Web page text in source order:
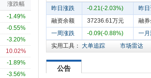
涨跌幅
-1.49%
-0.55%
-3.20%
10.02%
-1.89%
-3.56%
昨日涨跌 -0.21(-2.03%)
昨
融资余额
37236.61万元
融
一周涨跌
-0.09(-0.88%)
一
实用工具： 大单追踪 市场雷达
公告